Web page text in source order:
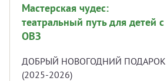
Мастерская чудес:
театральный путь для детей с
ОВЗ
ДОБРЫЙ НОВОГОДНИЙ ПОДАРОК
(2025-2026)